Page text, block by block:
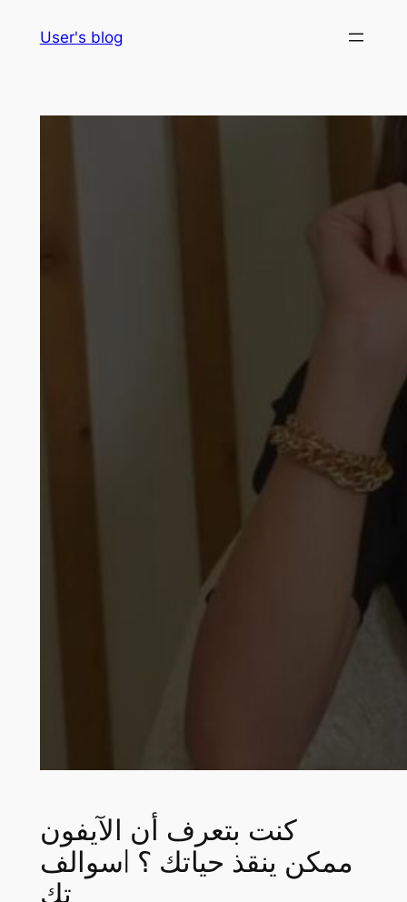
User's blog
كنت بتعرف أن الآيفون
ممكن ينقذ حياتك ؟ |سوالف